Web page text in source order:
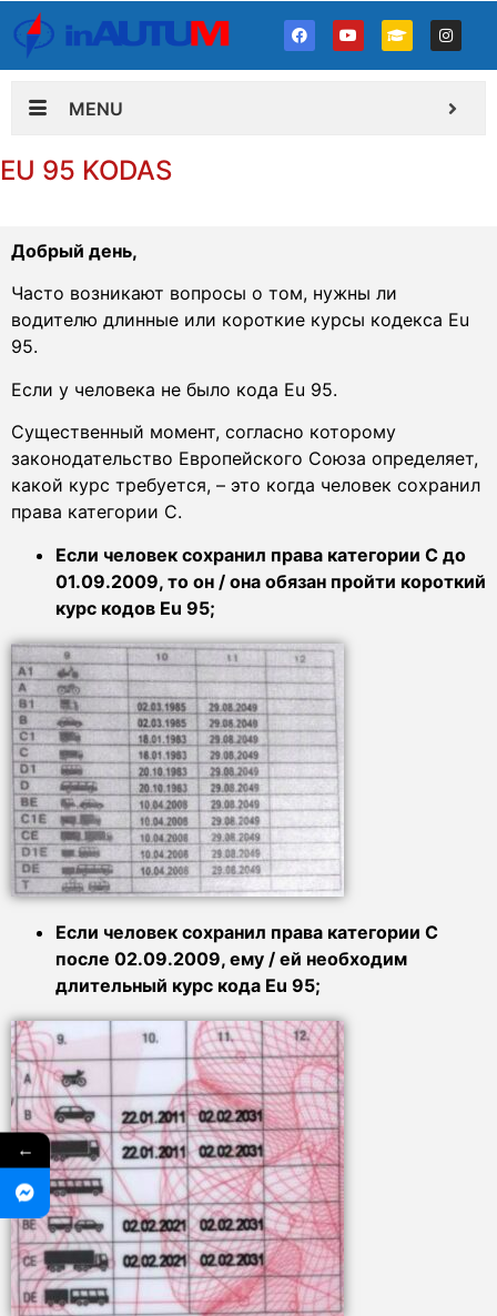
MENU
EU 95 KODAS
Добрый день,
Часто возникают вопросы о том, нужны ли
водителю длинные или короткие курсы кодекса Еu
95.
Если у человека не было кода Еu 95.
Существенный момент, согласно которому
законодательство Европейского Союза определяет,
какой курс требуется, – это когда человек сохранил
права категории C.
Если человек сохранил права категории C до
01.09.2009, то он / она обязан пройти короткий
курс кодов Еu 95;
Если человек сохранил права категории C
после 02.09.2009, ему / ей необходим
длительный курс кода Еu 95;
←